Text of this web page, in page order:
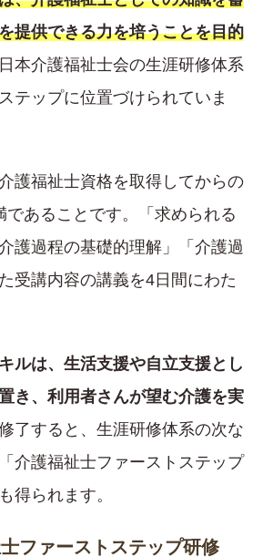
提供できる力を培うことを目的
日本介護福祉士会の生涯研修体系
テップに位置づけられていま
護福祉士資格を取得してからの
であることです。「求められる
護過程の基礎的理解」「介護過
受講内容の講義を4日間にわた
ルは、生活支援や自立支援とし
き、利用者さんが望む介護を実
了すると、生涯研修体系の次な
介護福祉士ファーストステップ
得られます。
ファーストステップ研修